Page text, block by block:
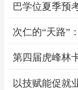
巴学位夏季预
次仁的“天路”
第四届虎峰林
以技赋能促就